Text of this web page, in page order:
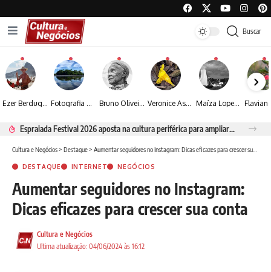
Buscar
Ezer Berdugo transforma experiências multiculturais e memórias em narrativas visuais por meio da fotografia Fotografia de Fátima Carlini transforma paisagens naturais em experiências de contemplação Bruno Oliveira retrata o cotidiano urbano por meio da fotografia em preto e branco Veronice Assini Saes transforma a natureza em fotografias marcadas pela sensibilidade Maíza Lopes transforma cultura popular baiana em narrativas fotográficas
Espraiada Festival 2026 aposta na cultura periférica para ampliar oportunidades na zona sul
Cultura e Negócios> Destaque> Aumentar seguidores no Instagram: Dicas eficazes para crescer sua conta
DESTAQUE INTERNET NEGÓCIOS
Aumentar seguidores no Instagram:
Dicas eficazes para crescer sua conta
Ultima atualização: 04/06/2024 às 16:12
Cultura e Negócios